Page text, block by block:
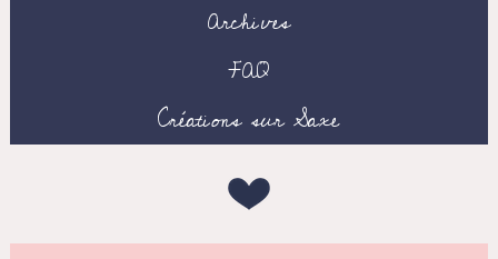
Archives
FAQ
Créations sur Saxe